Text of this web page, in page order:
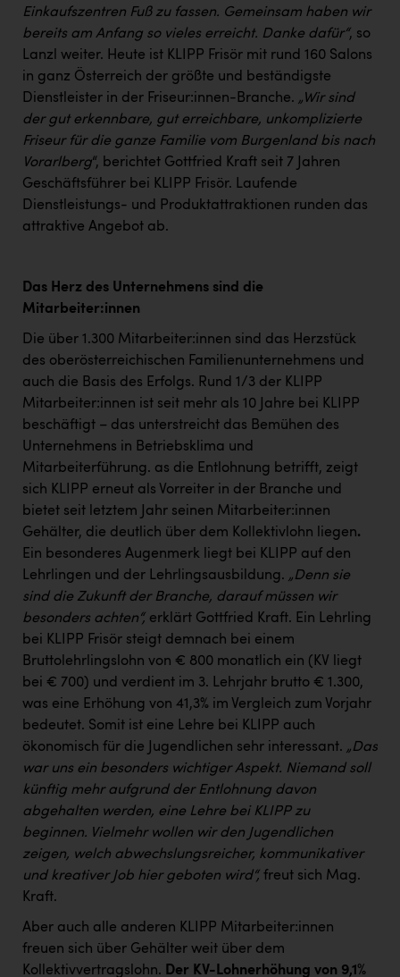
SCRI - Salzburg Cancer Research Institute
SCHMACHTL GmbH
Schwingshandl - automation technology gmbh
Seher + Partner
Smurfit Westrock Nettingsdorf
TCL
TGW Logistics
VERITAS
Vier Diamanten
Vorlagenportal
Wir besiegen Krebs
Wirtschaftskammer OÖ
ZGONC
ZULuft - Zukunft Luft Austria
z.l.ö.
Österreichisches Hebammengremium
Wirtschaftskammer OÖ Energiehandel
Dopgas
kunden basics
kontakt
Einkaufszentren Fuß zu fassen. Gemeinsam haben wir
bereits am Anfang so vieles erreicht. Danke dafür“, so
Lanzl weiter. Heute ist KLIPP Frisör mit rund 160 Salons
in ganz Österreich der größte und beständigste
Dienstleister in der Friseur:innen-Branche. „Wir sind
der gut erkennbare, gut erreichbare, unkomplizierte
Friseur für die ganze Familie vom Burgenland bis nach
Vorarlberg“, berichtet Gottfried Kraft seit 7 Jahren
Geschäftsführer bei KLIPP Frisör. Laufende
Dienstleistungs- und Produktattraktionen runden das
attraktive Angebot ab.
Das Herz des Unternehmens sind die
Mitarbeiter:innen
Die über 1.300 Mitarbeiter:innen sind das Herzstück
des oberösterreichischen Familienunternehmens und
auch die Basis des Erfolgs. Rund 1/3 der KLIPP
Mitarbeiter:innen ist seit mehr als 10 Jahre bei KLIPP
beschäftigt – das unterstreicht das Bemühen des
Unternehmens in Betriebsklima und
Mitarbeiterführung. as die Entlohnung betrifft, zeigt
sich KLIPP erneut als Vorreiter in der Branche und
bietet seit letztem Jahr seinen Mitarbeiter:innen
Gehälter, die deutlich über dem Kollektivlohn liegen.
Ein besonderes Augenmerk liegt bei KLIPP auf den
Lehrlingen und der Lehrlingsausbildung. „Denn sie
sind die Zukunft der Branche, darauf müssen wir
besonders achten“, erklärt Gottfried Kraft. Ein Lehrling
bei KLIPP Frisör steigt demnach bei einem
Bruttolehrlingslohn von € 800 monatlich ein (KV liegt
bei € 700) und verdient im 3. Lehrjahr brutto € 1.300,
was eine Erhöhung von 41,3% im Vergleich zum Vorjahr
bedeutet. Somit ist eine Lehre bei KLIPP auch
ökonomisch für die Jugendlichen sehr interessant. „Das
war uns ein besonders wichtiger Aspekt. Niemand soll
künftig mehr aufgrund der Entlohnung davon
abgehalten werden, eine Lehre bei KLIPP zu
beginnen. Vielmehr wollen wir den Jugendlichen
zeigen, welch abwechslungsreicher, kommunikativer
und kreativer Job hier geboten wird“, freut sich Mag.
Kraft.
Aber auch alle anderen KLIPP Mitarbeiter:innen
freuen sich über Gehälter weit über dem
Kollektivvertragslohn. Der KV-Lohnerhöhung von 9,1%